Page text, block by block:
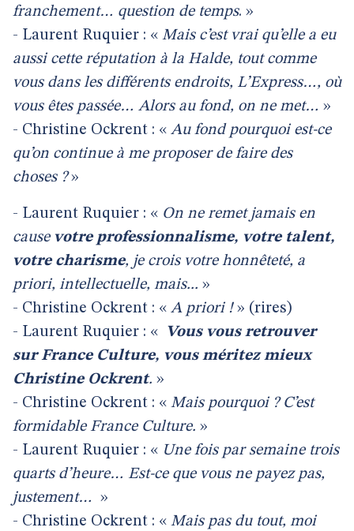
franchement… question de temps. »
- Laurent Ruquier : « Mais c’est vrai qu’elle a eu
aussi cette réputation à la Halde, tout comme
vous dans les différents endroits, L’Express…, où
vous êtes passée… Alors au fond, on ne met… »
- Christine Ockrent : « Au fond pourquoi est-ce
qu’on continue à me proposer de faire des
choses ?»
- Laurent Ruquier : « On ne remet jamais en
cause votre professionnalisme, votre talent,
votre charisme, je crois votre honnêteté, a
priori, intellectuelle, mais... »
- Christine Ockrent : « A priori !» (rires)
- Laurent Ruquier : «
Vous vous retrouver
sur France Culture, vous méritez mieux
Christine Ockrent. »
- Christine Ockrent : « Mais pourquoi ? C’est
formidable France Culture. »
- Laurent Ruquier : « Une fois par semaine trois
quarts d’heure… Est-ce que vous ne payez pas,
justement… »
- Christine Ockrent : « Mais pas du tout, moi